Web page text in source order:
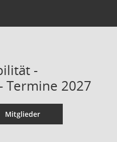
-
Termine 2027
Mitglieder